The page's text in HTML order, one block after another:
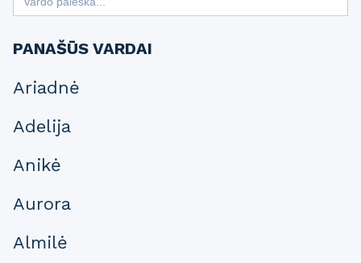
for:
PANAŠŪS VARDAI
Ariadnė
Adelija
Anikė
Aurora
Almilė